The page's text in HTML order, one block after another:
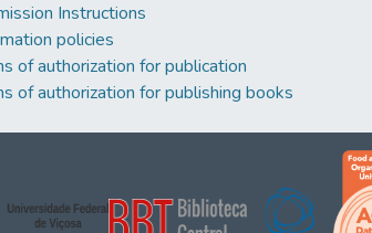
Instructions
policies
of authorization for publication
of authorization for publishing books